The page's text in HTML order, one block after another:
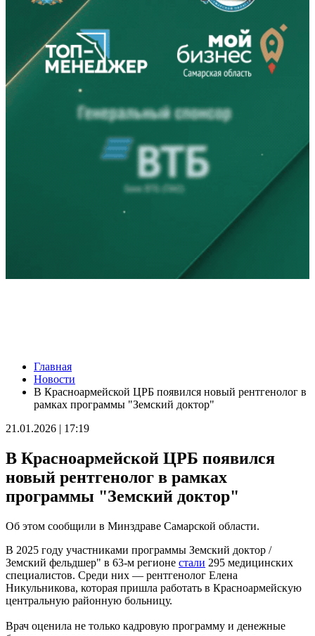
День строителя в России: какие даты отмечаются 9 августа
09.08.2026 | 08:20
В Самарской области 9 августа будет аномальная жара
09.08.2026 | 07:04
второй половине августа
"Акрон" вничью сыграл с "Локомотивом" в третьем туре РПЛ
08.08.2026 | 21:26
Вячеслав Федорищев поздравил "Волонтёров-медиков" с
десятилетием
08.08.2026 | 21:07
Есть погибшие: в Ставропольском районе столкнулись две
моторные лодки
08.08.2026 | 20:33
Вячеслав Федорищев – в топ-3 губернаторов по количеству
подписчиков в "МАКСе"
08.08.2026 | 20:01
Состав ХК ЦСК ВВС пополнили два нападающих
08.08.2026 | 19:39
Вячеслав Федорищев: "В Самарской области сильные,
спортивные и талантливые люди"
Главная
Новости
В Красноармейской ЦРБ появился новый рентгенолог в
рамках программы "Земский доктор"
21.01.2026 | 17:19
В Красноармейской ЦРБ появился
новый рентгенолог в рамках
программы "Земский доктор"
Об этом сообщили в Минздраве Самарской области.
В 2025 году участниками программы Земский доктор /
Земский фельдшер" в 63-м регионе стали 295 медицинских
специалистов. Среди них — рентгенолог Елена
Никульникова, которая пришла работать в Красноармейскую
центральную районную больницу.
Врач оценила не только кадровую программу и денежные